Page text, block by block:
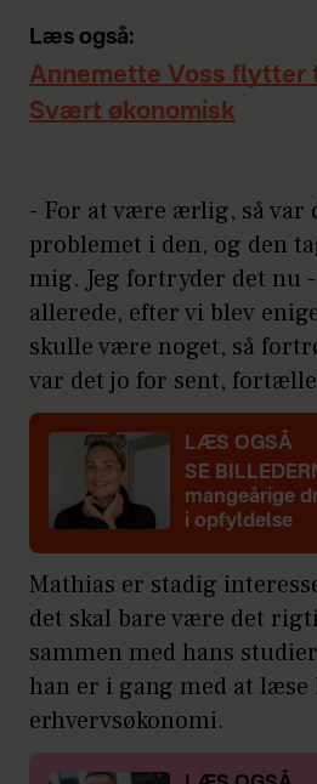
Læs også:
Annemette Voss flytter
Svært økonomisk
- For at være ærlig, så var
problemet i den, og den
mig. Jeg fortryder det nu
allerede, efter vi blev
skulle være noget, så
var det jo for sent,
LÆS OGSÅ
SE
mangeårige
i opfyldelse
Mathias er stadig
det skal bare være det
sammen med hans
han er i gang med at læse
erhvervsøkonomi.